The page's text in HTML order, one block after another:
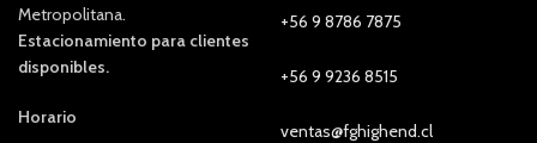
Metropolitana.
Estacionamiento para clientes
disponibles.
Horario
+56 9 8786 7875
+56 9 9236 8515
ventas@fghighend.cl